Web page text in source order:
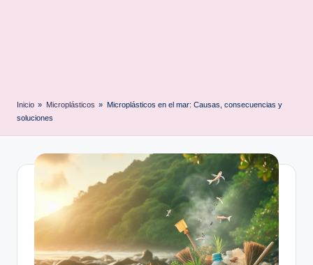
Inicio » Microplásticos » Microplásticos en el mar: Causas, consecuencias y
soluciones